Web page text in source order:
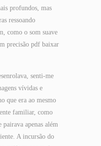
profundos, mas
ressoando
como o som suave
precisão pdf baixar
senti-me
vívidas e
que era ao mesmo
familiar, como
apenas além
A incursão do